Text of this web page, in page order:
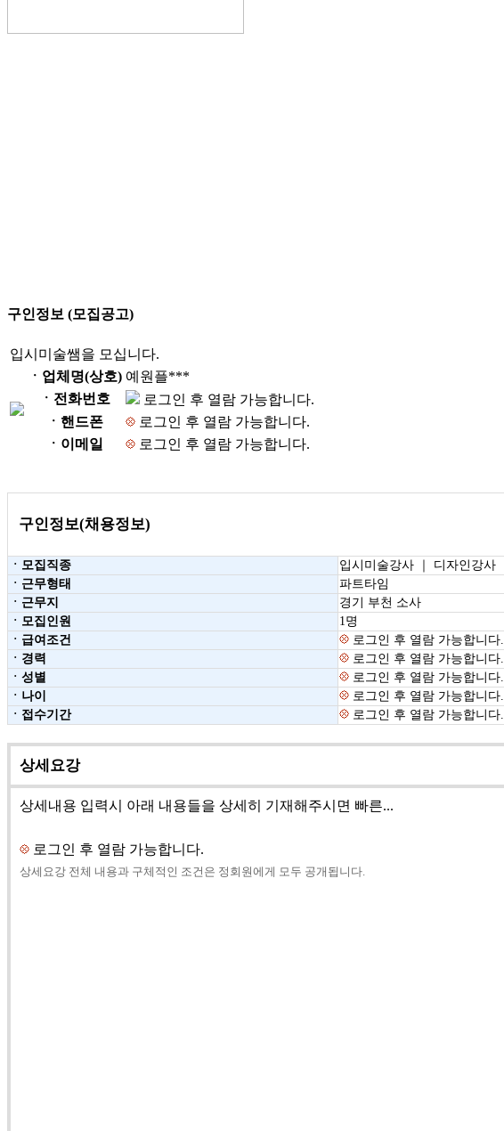
구인정보 (모집공고)
입시미술쌤을 모십니다.
ㆍ업체명(상호) 예원플***
ㆍ전화번호
로그인 후 열람 가능합니다.
ㆍ핸드폰
로그인 후 열람 가능합니다.
ㆍ이메일
로그인 후 열람 가능합니다.
구인정보(채용정보)
ㆍ모집직종
입시미술강사 ｜ 디자인강사
ㆍ근무형태
파트타임
ㆍ근무지
경기 부천 소사
ㆍ모집인원
1명
ㆍ급여조건
로그인 후 열람 가능합니다.
ㆍ경력
로그인 후 열람 가능합니다.
ㆍ성별
로그인 후 열람 가능합니다.
ㆍ나이
로그인 후 열람 가능합니다.
ㆍ접수기간
로그인 후 열람 가능합니다.
상세요강
상세내용 입력시 아래 내용들을 상세히 기재해주시면 빠른...
로그인 후 열람 가능합니다.
상세요강 전체 내용과 구체적인 조건은 정회원에게 모두 공개됩니다.